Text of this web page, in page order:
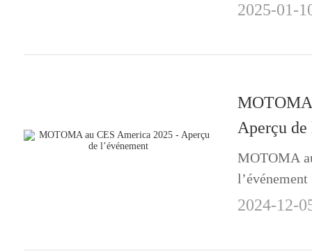
2025-01-
Aperçu de
MOTOMA
l’événement
2024-12-